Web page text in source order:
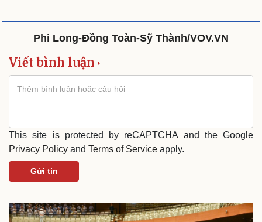
Phi Long-Đồng Toàn-Sỹ Thành/VOV.VN
Viết bình luận
This site is protected by reCAPTCHA and the Google
Privacy Policy and Terms of Service apply.
Gửi tin